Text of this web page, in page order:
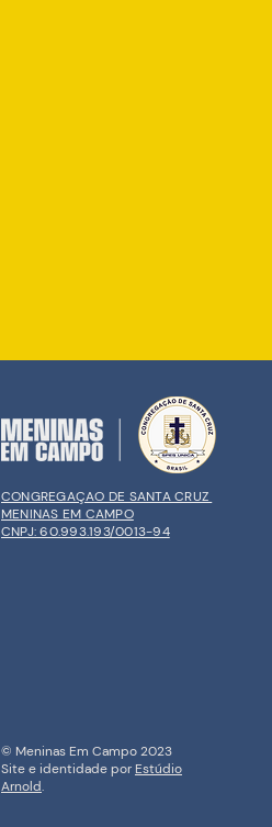
CONGREGAÇAO DE SANTA CRUZ
MENINAS EM CAMPO
CNPJ: 60.993.193/0013-94
© Meninas Em Campo 2023
Site e identidade por Estúdio
Arnold.